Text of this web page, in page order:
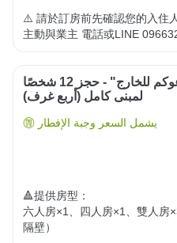
⚠️ 請於訂房前先確認您的入住
主動與業主 電話或LINE
مشروع "نحن ندعوكم للخارج" - حجز 12 شخصًا
لمبنى كامل (أربع غرف)
يشمل السعر وجبة الإفطار
🔺提供房型：
六人房×1、四人房×1、雙人房
隔壁）